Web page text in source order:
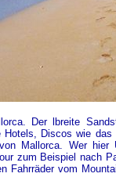
Der lbreite
Discos wie
Mallorca. Wer
zum Beispiel nach
Fahrräder vom